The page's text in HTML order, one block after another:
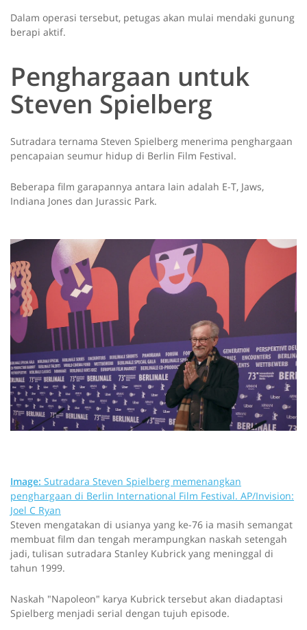
Dalam operasi tersebut, petugas akan mulai mendaki gunung
berapi aktif.
Penghargaan untuk
Steven Spielberg
Sutradara ternama Steven Spielberg menerima penghargaan
pencapaian seumur hidup di Berlin Film Festival.
Beberapa film garapannya antara lain adalah E-T, Jaws,
Indiana Jones dan Jurassic Park.
Image: Sutradara Steven Spielberg memenangkan
penghargaan di Berlin International Film Festival. AP/Invision:
Joel C Ryan
Steven mengatakan di usianya yang ke-76 ia masih semangat
membuat film dan tengah merampungkan naskah setengah
jadi, tulisan sutradara Stanley Kubrick yang meninggal di
tahun 1999.
Naskah "Napoleon" karya Kubrick tersebut akan diadaptasi
Spielberg menjadi serial dengan tujuh episode.